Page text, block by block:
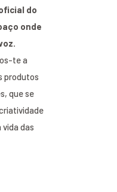
do
onde
te a
produtos
que se
das